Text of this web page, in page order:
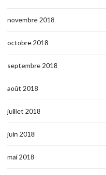
novembre 2018
octobre 2018
septembre 2018
août 2018
juillet 2018
juin 2018
mai 2018